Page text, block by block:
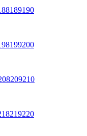
189190
199200
209210
219220